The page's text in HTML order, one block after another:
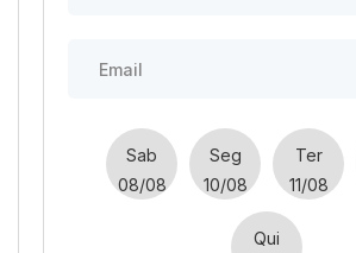
Sab
08/08
Seg
10/08
Ter
11/08
Qui